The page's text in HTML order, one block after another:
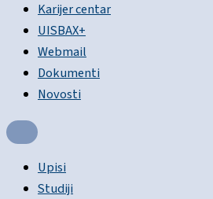
Karijer centar
UISBAX+
Webmail
Dokumenti
Novosti
Upisi
Studiji